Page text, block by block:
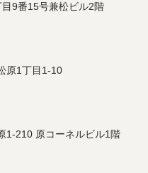
9番15号兼松ビル2階
原1丁目1-10
1-210 原コーネルビル1階